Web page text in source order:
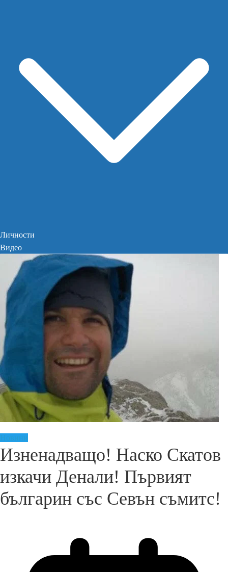
Личности
Видео
Новини
Изненадващо! Наско Скатов
изкачи Денали! Първият
българин със Севън съмитс!